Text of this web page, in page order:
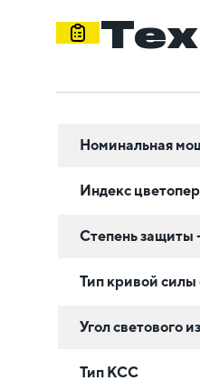
Номинальная
Индекс
Степень защиты
Тип кривой силы
Угол светового
Тип КСС